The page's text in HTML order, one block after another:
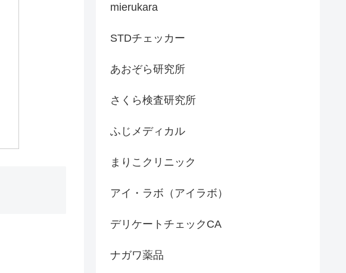
mierukara
STDチェッカー
あおぞら研究所
さくら検査研究所
ふじメディカル
まりこクリニック
アイ・ラボ（アイラボ）
デリケートチェックCA
ナガワ薬品